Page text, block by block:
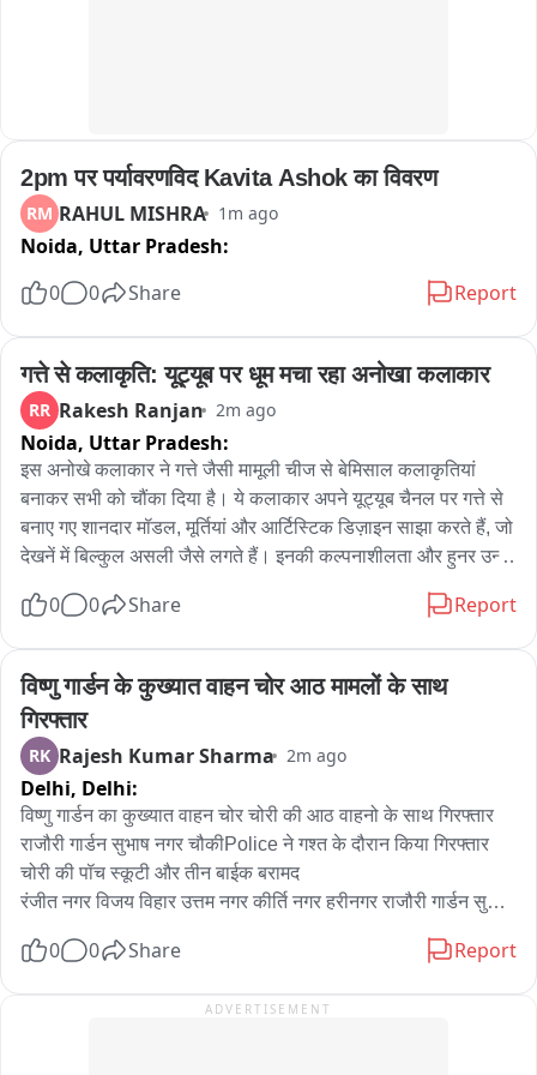
2pm पर पर्यावरणविद Kavita Ashok का विवरण
RM RAHUL MISHRA 1m ago
Noida, Uttar Pradesh:
0
0 Share Report
गत्ते से कलाकृति: यूट्यूब पर धूम मचा रहा अनोखा कलाकार
RR Rakesh Ranjan 2m ago
Noida, Uttar Pradesh:
इस अनोखे कलाकार ने गत्ते जैसी मामूली चीज से बेमिसाल कलाकृतियां
बनाकर सभी को चौंका दिया है। ये कलाकार अपने यूट्यूब चैनल पर गत्ते से
बनाए गए शानदार मॉडल, मूर्तियां और आर्टिस्टिक डिज़ाइन साझा करते हैं, जो
देखनें में बिल्कुल असली जैसे लगते हैं। इनकी कल्पनाशीलता और हुनर उन्हें
खूब पसंद कर रहे हैं।
यूट्यूब पर मचा रहा है धूम
0 0 Share Report
विष्णु गार्डन के कुख्यात वाहन चोर आठ मामलों के साथ
गिरफ्तार
RK Rajesh Kumar Sharma 2m ago
Delhi, Delhi:
विष्णु गार्डन का कुख्यात वाहन चोर चोरी की आठ वाहनो के साथ गिरफ्तार
राजौरी गार्डन सुभाष नगर चौकीPolice ने गश्त के दौरान किया गिरफ्तार
चोरी की पॉच स्कूटी और तीन बाईक बरामद
रंजीत नगर विजय विहार उत्तम नगर कीर्ति नगर हरीनगर राजौरी गार्डन सुभाष
पश्चिमी जिला के राजौरी गार्डन सुभाष नगर चौकी की पुलिस ने गश्त के
0 0 Share Report
ADVERTISEMENT